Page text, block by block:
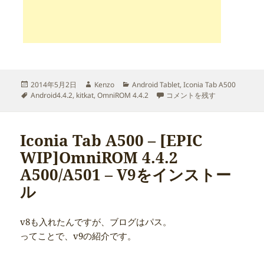
投
稿
2014年5月2日
作
成
Kenzo
カ
テ
Android Tablet,Iconia Tab A500
タ
Android4.4.2, kitkat,OmniROM 4.4.2 Iconia Tab A500 – [EPIC
コメントを残す
Iconia Tab A500 – [EPIC
WIP]OmniROM 4.4.2
A500/A501 – V9をインストー
ル
v8も入れたんですが、ブログはパス。
ってことで、v9の紹介です。